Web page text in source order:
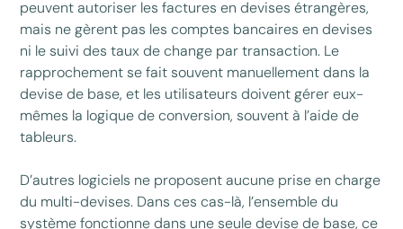
peuvent autoriser les factures en devises étrangères,
mais ne gèrent pas les comptes bancaires en devises
ni le suivi des taux de change par transaction. Le
rapprochement se fait souvent manuellement dans la
devise de base, et les utilisateurs doivent gérer eux-
mêmes la logique de conversion, souvent à l’aide de
tableurs.
D’autres logiciels ne proposent aucune prise en charge
du multi-devises. Dans ces cas-là, l’ensemble du
système fonctionne dans une seule devise de base, ce